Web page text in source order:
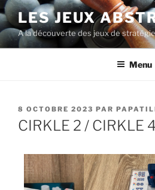
LES JEUX
A la découverte des jeux de
Menu
8 OCTOBRE 2023 PAR
CIRKLE 2 / CIRKLE